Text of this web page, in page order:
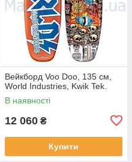
Вейкборд Voo Doo, 135 см,
World Industries, Kwik Tek.
В наявності
12 060 ₴
Купити